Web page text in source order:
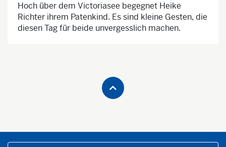
Hoch über dem Victoriasee begegnet Heike
Richter ihrem Patenkind. Es sind kleine Gesten, die
diesen Tag für beide unvergesslich machen.